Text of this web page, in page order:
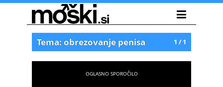
1 / 1
Tema: obrezovanje penisa